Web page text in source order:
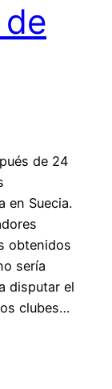
de 24
en Suecia.
obtenidos
sería
disputar el
clubes…